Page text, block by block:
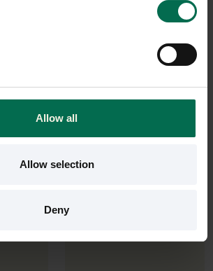
Allow all
Allow selection
Deny
Hyr från32kr/mån